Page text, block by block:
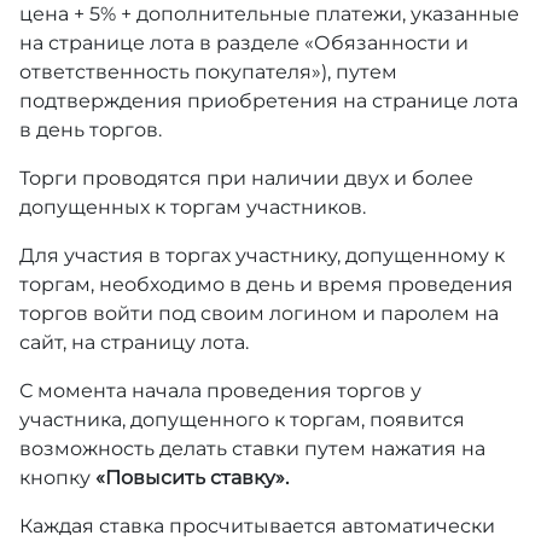
цена + 5% + дополнительные платежи, указанные
на странице лота в разделе «Обязанности и
ответственность покупателя»), путем
подтверждения приобретения на странице лота
в день торгов.
Торги проводятся при наличии двух и более
допущенных к торгам участников.
Для участия в торгах участнику, допущенному к
торгам, необходимо в день и время проведения
торгов войти под своим логином и паролем на
сайт, на страницу лота.
С момента начала проведения торгов у
участника, допущенного к торгам, появится
возможность делать ставки путем нажатия на
кнопку «Повысить ставку».
Каждая ставка просчитывается автоматически